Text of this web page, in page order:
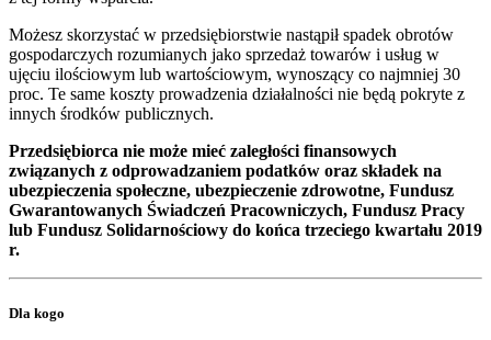
Możesz skorzystać w przedsiębiorstwie nastąpił spadek obrotów
gospodarczych rozumianych jako sprzedaż towarów i usług w
ujęciu ilościowym lub wartościowym, wynoszący co najmniej 30
proc. Te same koszty prowadzenia działalności nie będą pokryte z
innych środków publicznych.
Przedsiębiorca nie może mieć zaległości finansowych
związanych z odprowadzaniem podatków oraz składek na
ubezpieczenia społeczne, ubezpieczenie zdrowotne, Fundusz
Gwarantowanych Świadczeń Pracowniczych, Fundusz Pracy
lub Fundusz Solidarnościowy do końca trzeciego kwartału 2019
r.
Dla kogo